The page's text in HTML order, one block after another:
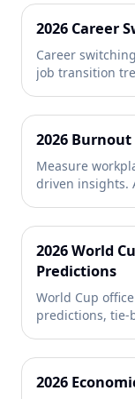
2026 Career
Career
job transition
2026 Burnout
Measure
driven insights.
2026 World
Predictions
World Cup
predictions, tie-
2026